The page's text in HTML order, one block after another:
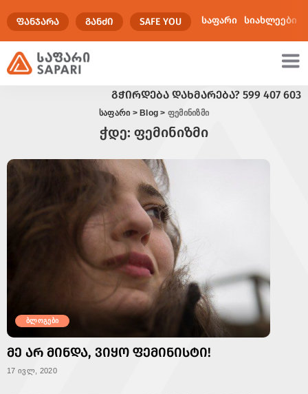
ᲤᲐᲜᲯᲐᲠᲐ ᲒᲐᲜᲫᲘ SAFE YOU საფარი სიახლეები
ᲒᲭᲘᲠᲓᲔᲑᲐ ᲓᲐᲮᲛᲐᲠᲔᲑᲐ? 599 407 603
საფარი > Blog > ფემინიზმი
ჭდე: ფემინიზმი
ბლოგები
ᲛᲔ ᲐᲠ ᲛᲘᲜᲓᲐ, ᲕᲘᲧᲝ ᲤᲔᲛᲘᲜᲘᲡᲢᲘ!
17 ივლ, 2020